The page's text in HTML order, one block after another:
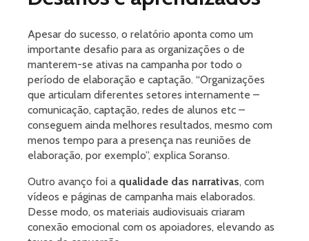
Apesar do sucesso, o relatório aponta como um
importante desafio para as organizações o de
manterem-se ativas na campanha por todo o
período de elaboração e captação. “Organizações
que articulam diferentes setores internamente –
comunicação, captação, redes de alunos etc –
conseguem ainda melhores resultados, mesmo com
menos tempo para a presença nas reuniões de
elaboração, por exemplo”, explica Soranso.
Outro avanço foi a qualidade das narrativas, com
vídeos e páginas de campanha mais elaborados.
Desse modo, os materiais audiovisuais criaram
conexão emocional com os apoiadores, elevando as